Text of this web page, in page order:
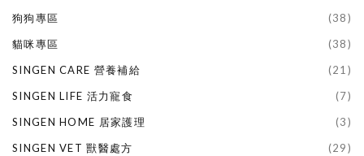
狗狗專區
(38)
貓咪專區
(38)
SINGEN CARE 營養補給
(21)
SINGEN LIFE 活力寵食
(7)
SINGEN HOME 居家護理
(3)
SINGEN VET 獸醫處方
(29)